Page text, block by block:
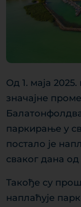
Од 1. маја
значајне
паркирање у
постало је
сваког дана
Такође су
наплаћује